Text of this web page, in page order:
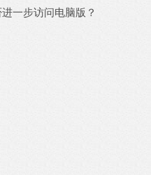
一步访问电脑版？